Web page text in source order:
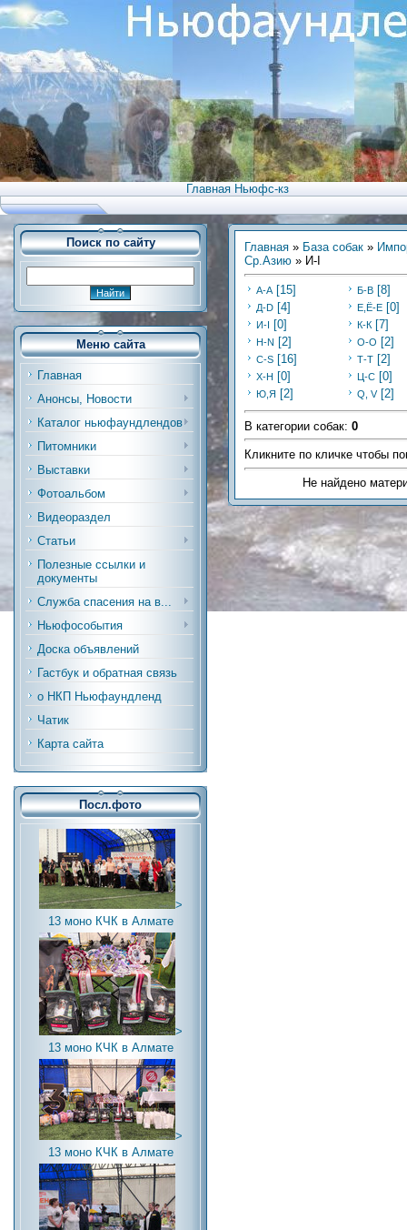
Главная Ньюфс-кз
Поиск по сайту
Меню сайта
Главная
Анонсы, Новости
Каталог ньюфаундлендов
Питомники
Выставки
Фотоальбом
Видеораздел
Статьи
Полезные ссылки и
документы
Служба спасения на в...
Ньюфособытия
Доска объявлений
Гастбук и обратная связь
о НКП Ньюфаундленд
Чатик
Карта сайта
Посл.фото
>
13 моно КЧК в Алмате
>
13 моно КЧК в Алмате
>
13 моно КЧК в Алмате
Главная » База собак »
Ср.Азию » И-I
А-А [15] Б-В [8]
Д-D [4] Е,Ё-Е [0]
И-I [0] К-К [7]
Н-N [2] О-О [2]
С-S [16] Т-Т [2]
Х-H [0] Ц-C [0]
Ю,Я [2] Q, V [2]
В категории собак: 0
Кликните по кличке чтобы
Не найдено